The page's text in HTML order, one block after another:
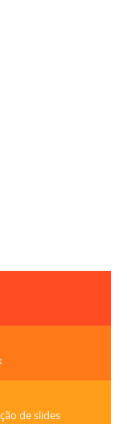
de slides